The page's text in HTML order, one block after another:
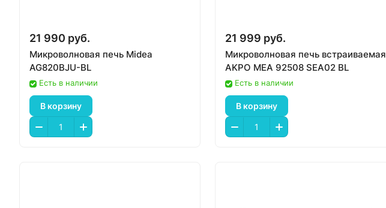
21 990 руб.
Микроволновая печь Midea
AG820BJU-BL
Есть в наличии
В корзину
21 999 руб.
Микроволновая печь встраиваемая
AKPO MEA 92508 SEA02 BL
Есть в наличии
В корзину